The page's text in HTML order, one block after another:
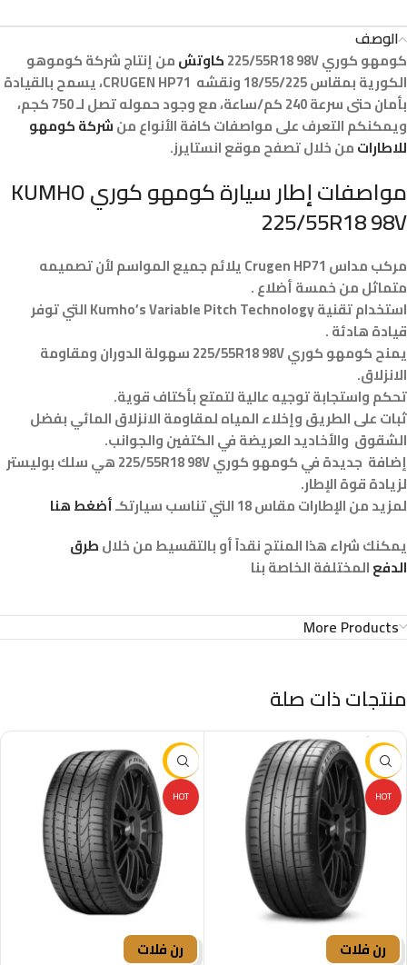
الوصف
كومهو كوري 225/55R18 98V كاوتشمن إنتاج شركة كوموهو
الكورية بمقاس 18/55/225 ونقشه CRUGEN HP71، يسمح بالقيادة
بأمان حتى سرعة 240 كم/ساعة، مع وجود حموله تصل لـ 750 كجم،
ويمكنكم التعرف على مواصفات كافة الأنواع منشركة كومهو
للاطاراتمن خلال تصفح موقع انستايرز.
مواصفات إطار سيارة كومهو كوري KUMHO
225/55R18 98V
مركب مداس Crugen HP71 يلائم جميع المواسم لأن تصميمه
متماثل من خمسة أضلاع .
استخدام تقنية Kumho’s Variable Pitch Technology التي توفر
قيادة هادئة .
يمنح كومهو كوري 225/55R18 98V سهولة الدوران ومقاومة
الانزلاق.
تحكم واستجابة توجيه عالية لتمتع بأكتاف قوية.
ثبات على الطريق وإخلاء المياه لمقاومة الانزلاق المائي بفضل
الشقوق والأخاديد العريضة في الكتفين والجوانب.
إضافة جديدة في كومهو كوري 225/55R18 98V هي سلك بوليستر
لزيادة قوة الإطار.
لمزيد من الإطارات مقاس 18 التي تناسب سيارتكـ
أضغط هنا
يمكنك شراء هذا المنتج نقداً أو بالتقسيط من خلالطرق
الدفعالمختلفة الخاصة بنا
More Products
منتجات ذات صلة
-16%
HOT
رن فلات
-37%
HOT
رن فلات